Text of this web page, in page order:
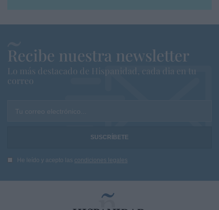
Recibe nuestra newsletter
Lo más destacado de Hispanidad, cada dia en tu
correo
Tu correo electrónico...
He leído y acepto las condiciones legales